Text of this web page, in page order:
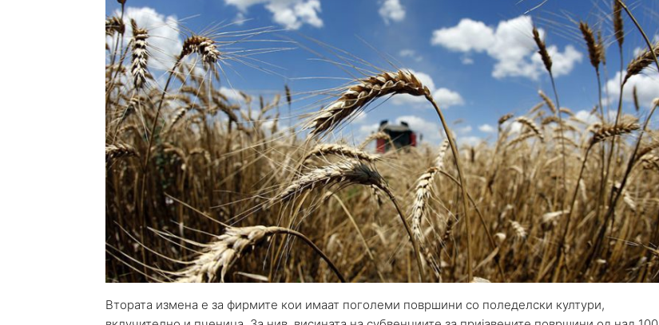
Втората измена е за фирмите кои имаат поголеми површини со поледелски култури,